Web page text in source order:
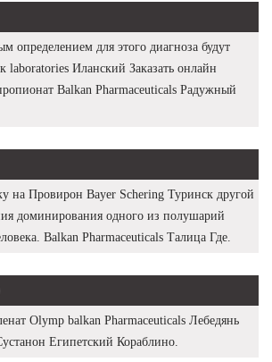
определением для этого диагноза будут
laboratories Иланский Заказать онлайн
Balkan Pharmaceuticals Радужный
на Провирон Bayer Schering Туринск другой
доминирования одного из полушарий
Balkan Pharmaceuticals Талица Где.
Olymp balkan Pharmaceuticals Лебедянь
Египетский Кораблино.